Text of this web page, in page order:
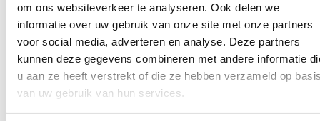
om ons websiteverkeer te analyseren. Ook delen we
informatie over uw gebruik van onze site met onze partners
voor social media, adverteren en analyse. Deze partners
kunnen deze gegevens combineren met andere informatie
u aan ze heeft verstrekt of die ze hebben verzameld op
van uw gebruik van hun services.
Wieringen en Lelystad hebben dit patroon in hun
vlag.